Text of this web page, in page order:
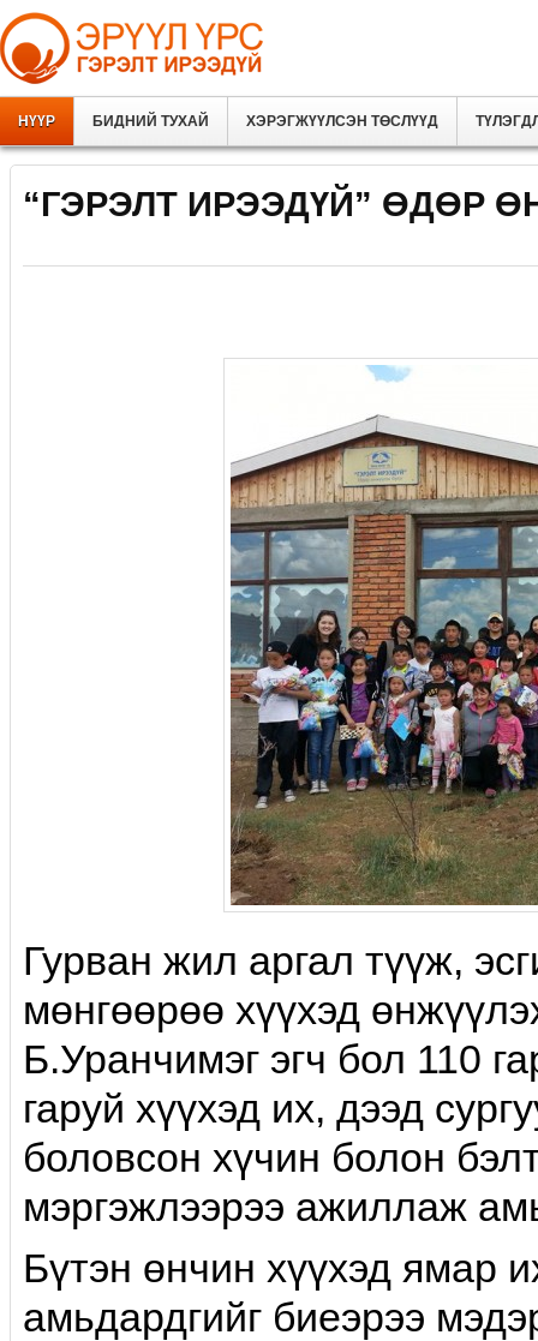
НҮҮР БИДНИЙ ТУХАЙ ХЭРЭГЖҮҮЛСЭН ТӨСЛҮҮД
“ГЭРЭЛТ ИРЭЭДҮЙ” ӨДӨР
Гурван жил аргал түүж,
мөн­гөө­рөө xүүхэд
Б.Уранчимэг эгч бол 110
га­руй хүүхэд их, дээд
боловсон хүчин болон
мэргэжлээрээ ажиллаж
Бүтэн өнчин хүүхэд ямар
амьдардгийг биеэрээ